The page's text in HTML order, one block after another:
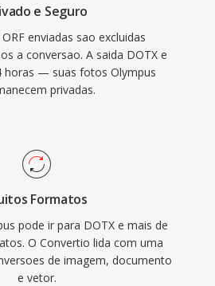
e Seguro
enviadas sao excluidas
a conversao. A saida DOTX e
horas — suas fotos Olympus
privadas.
Formatos
pode ir para DOTX e mais de
O Convertio lida com uma
de imagem, documento
e vetor.